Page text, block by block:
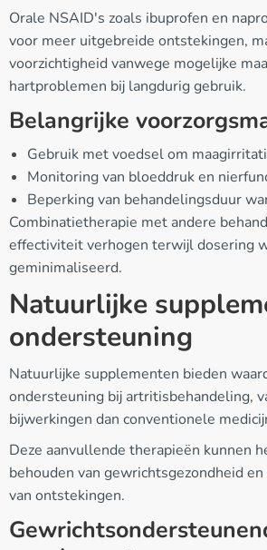
Orale NSAID's zoals ibuprofen en
voor meer uitgebreide ontstekingen,
voorzichtigheid vanwege mogelijke
hartproblemen bij langdurig gebruik.
Belangrijke
Gebruik met voedsel om
Monitoring van bloeddruk en
Beperking van behandelingsduur
Combinatietherapie met andere
effectiviteit verhogen terwijl dosering
geminimaliseerd.
Natuurlijke
ondersteuning
Natuurlijke supplementen bieden
ondersteuning bij artritisbehandeling,
bijwerkingen dan conventionele
Deze aanvullende therapieën kunnen
behouden van gewrichtsgezondheid
van ontstekingen.